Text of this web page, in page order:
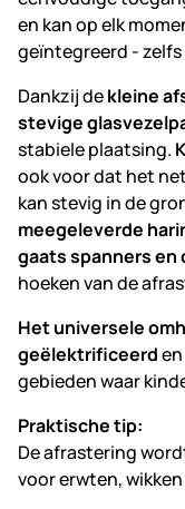
en kan op elk
geïntegreerd -
Dankzij dekleine
stevige
stabiele plaatsing.
ook voor dat het
kan stevig in de
meegeleverde
gaats spanners
hoeken van de
Het universele
geëlektrificeerd
gebieden waar
Praktische tip:
De afrastering
voor erwten,